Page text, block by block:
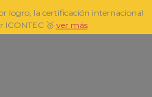
logro, la certificación internacional
ICONTEC 🥇 ver más